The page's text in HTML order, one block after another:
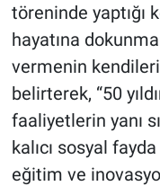
töreninde yaptığı
hayatına
vermenin
belirterek, “50
faaliyetlerin yanı
kalıcı sosyal
eğitim ve